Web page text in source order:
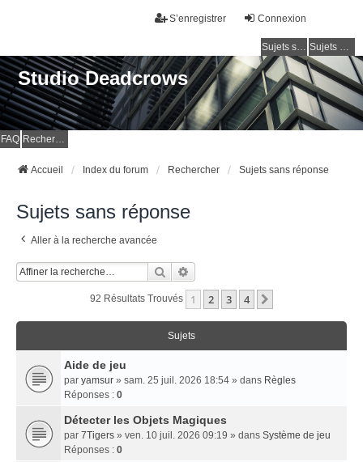
Connexion
S’enregistrer
Sujets sans réponse Sujets actifs
Studio Deadcrows
FAQ Rechercher
Accueil Index du forum Rechercher Sujets sans réponse
Sujets sans réponse
Aller à la recherche avancée
Rechercher
92 Résultats Trouvés 1 2 3 4
Sujets
Aide de jeu
par yamsur » sam. 25 juil. 2026 18:54 » dans Règles
Réponses : 0
Détecter les Objets Magiques
par 7Tigers » ven. 10 juil. 2026 09:19 » dans Système de jeu
Réponses : 0